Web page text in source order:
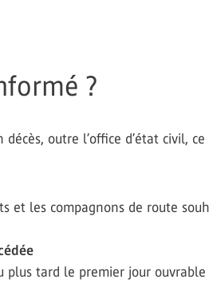
?
outre l’office d’état civil,
et les compagnons de route
tard le premier jour ouvrable